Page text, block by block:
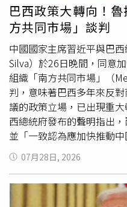
《法新社》（AFP）訪問時
些候選人根本沒有勝選機會
退出競選。若任何1位候選
勢，我會相當驚訝。」雖
在最近幾天才宣布參選，
述自己的政見，說明為何自
各候選人均強調，恢復聯
聯合國因全球衝突持續、
（Donald Trump）的強烈
境。從歷史慣例來看，聯合
替，但這並非正式規定。
長理應來自拉丁美洲及加
通，是目前所有候選人中
地區的人選。此外，多個
刑，且法院未清楚區分各被
審判原則。聯合國 也表示，
十歲出頭，期間疑似遭任意
家指出，法院定罪主要依據
而法院全程採閉門審理，判
待執行死刑的被告傑貝利（
甚至在尚未受審前，官方
權辦公室統計，今年截至
遭處決。伊朗政府則表示，
並擴大為全國反政府抗議
團體估計，實際死亡人數
出，由於資訊受限及網路
實際規模。
巴西政策大轉向！
方共同市場」談判
中國國家主席習近平與巴
Silva）於26日晚間，同意
組織「南方共同市場」（
判，意味著巴西多年來反
議的政策立場，已出現重
西總統府發布的聲明指出
並「一致認為應加快推動
時納入必要的彈性安排。
接兩國國家發展計畫，並
域的合作，包括人工智慧
肥料貿易。雙方也宣布達
07月28日, 2026